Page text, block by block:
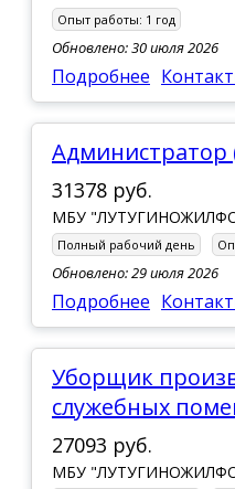
Опыт работы: 1 год
Обновлено: 30 июля 2026
Подробнее
Администратор
31378 руб.
МБУ
Полный рабочий день
Обновлено: 29 июля 2026
Подробнее
Уборщик производственных и
служебных
27093 руб.
МБУ